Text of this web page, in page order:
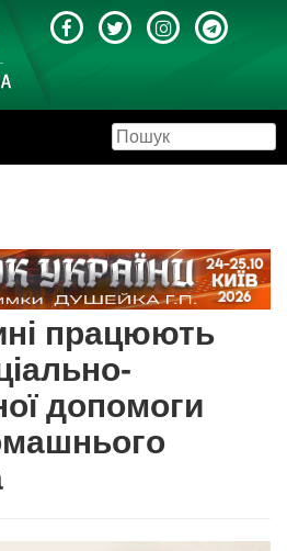
працюють
допомоги